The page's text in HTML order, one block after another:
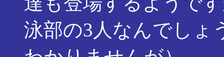
泳部の3人なんでしょ